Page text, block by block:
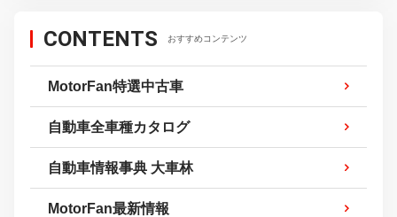
CONTENTS おすすめコンテンツ
MotorFan特選中古車
自動車全車種カタログ
自動車情報事典 大車林
MotorFan最新情報